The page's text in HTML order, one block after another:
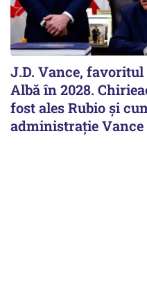
J.D. Vance,
Albă în 2028.
fost ales Rubio și
administrație Vance